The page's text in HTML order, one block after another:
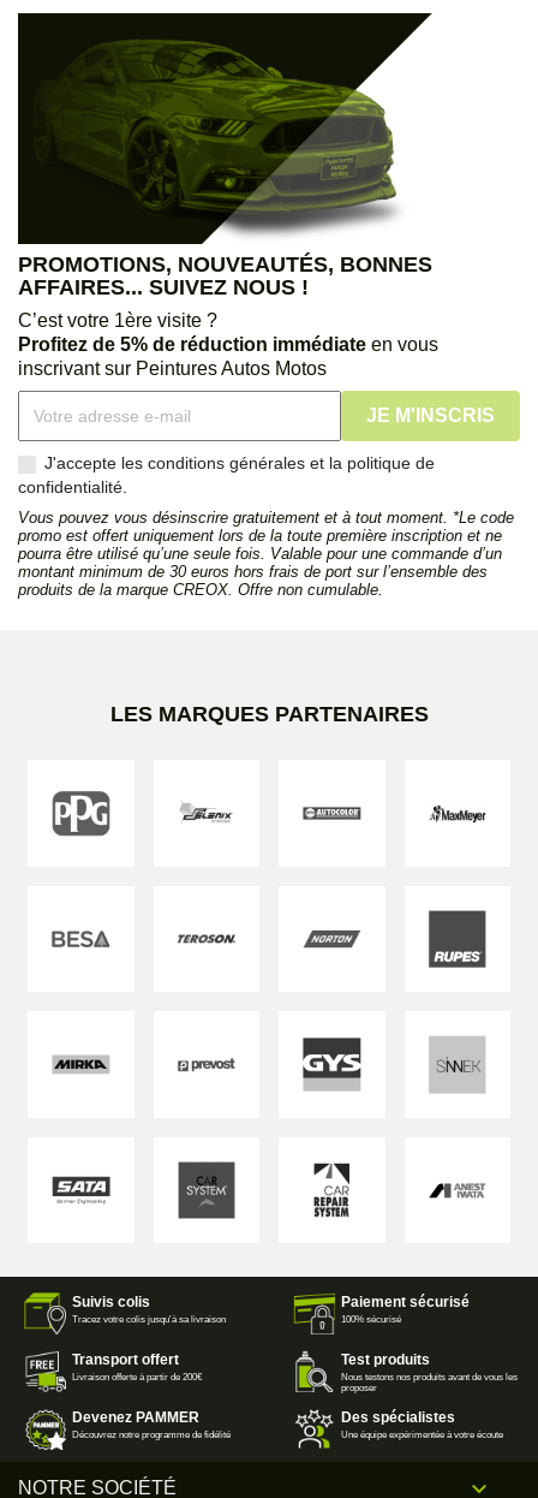
PROMOTIONS, NOUVEAUTÉS, BONNES
AFFAIRES... SUIVEZ NOUS !
C’est votre 1ère visite ?
Profitez de 5% de réduction immédiate en vous
inscrivant sur Peintures Autos Motos
J'accepte les conditions générales et la politique de
confidentialité.
Vous pouvez vous désinscrire gratuitement et à tout moment. *Le code
promo est offert uniquement lors de la toute première inscription et ne
pourra être utilisé qu’une seule fois. Valable pour une commande d’un
montant minimum de 30 euros hors frais de port sur l’ensemble des
produits de la marque CREOX. Offre non cumulable.
LES MARQUES PARTENAIRES
Suivis colis
Tracez votre colis jusqu'à sa livraison
Paiement sécurisé
100% sécurisé
Transport offert
Livraison offerte à partir de 200€
Test produits
Nous testons nos produits avant de vous les
proposer
Devenez PAMMER
Découvrez notre programme de fidélité
Des spécialistes
Une équipe expérimentée à votre écoute
NOTRE SOCIÉTÉ 